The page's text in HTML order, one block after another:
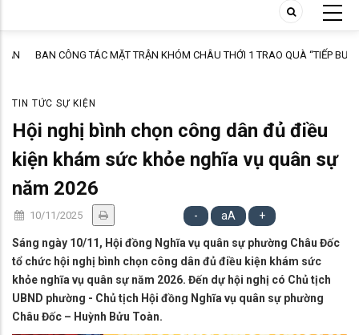
BAN CÔNG TÁC MẶT TRẬN KHÓM CHÂU THỚI 1 TRAO QUÀ “TIẾP BƯỚC
TIN TỨC SỰ KIỆN
Hội nghị bình chọn công dân đủ điều
kiện khám sức khỏe nghĩa vụ quân sự
năm 2026
10/11/2025 - aA +
Sáng ngày 10/11, Hội đồng Nghĩa vụ quân sự phường Châu Đốc
tổ chức hội nghị bình chọn công dân đủ điều kiện khám sức
khỏe nghĩa vụ quân sự năm 2026. Đến dự hội nghị có Chủ tịch
UBND phường - Chủ tịch Hội đồng Nghĩa vụ quân sự phường
Châu Đốc – Huỳnh Bửu Toàn.